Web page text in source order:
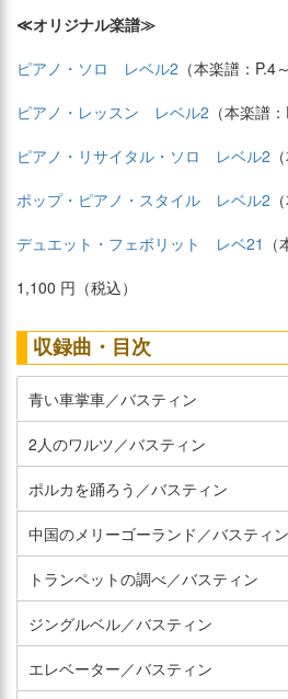
≪オリジナル楽譜≫
ピアノ・ソロ レベル2 （本楽譜：P.4
ピアノ・レッスン レベル2 （本楽譜
ピアノ・リサイタル・ソロ レベル2
ポップ・ピアノ・スタイル レベル2
デュエット・フェボリット レベ21
1,100 円（税込）
収録曲・目次
青い車掌車／バスティン
2人のワルツ／バスティン
ポルカを踊ろう／バスティン
中国のメリーゴーランド／バスティン
トランペットの調べ／バスティン
ジングルベル／バスティン
エレベーター／バスティン